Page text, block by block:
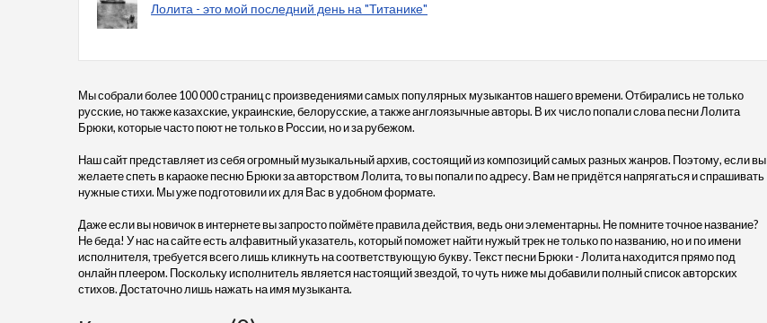
Лолита - это мой последний день на "Титанике"
Мы собрали более 100 000 страниц с произведениями самых популярных музыкантов нашего времени. Отбирались не только
русские, но также казахские, украинские, белорусские, а также англоязычные авторы. В их число попали слова песни Лолита
Брюки, которые часто поют не только в России, но и за рубежом.
Наш сайт представляет из себя огромный музыкальный архив, состоящий из композиций самых разных жанров. Поэтому, если вы
желаете спеть в караоке песню Брюки за авторством Лолита, то вы попали по адресу. Вам не придётся напрягаться и спрашивать
нужные стихи. Мы уже подготовили их для Вас в удобном формате.
Даже если вы новичок в интернете вы запросто поймёте правила действия, ведь они элементарны. Не помните точное название?
Не беда! У нас на сайте есть алфавитный указатель, который поможет найти нужый трек не только по названию, но и по имени
исполнителя, требуется всего лишь кликнуть на соответствующую букву. Текст песни Брюки - Лолита находится прямо под
онлайн плеером. Поскольку исполнитель является настоящий звездой, то чуть ниже мы добавили полный список авторских
стихов. Достаточно лишь нажать на имя музыканта.